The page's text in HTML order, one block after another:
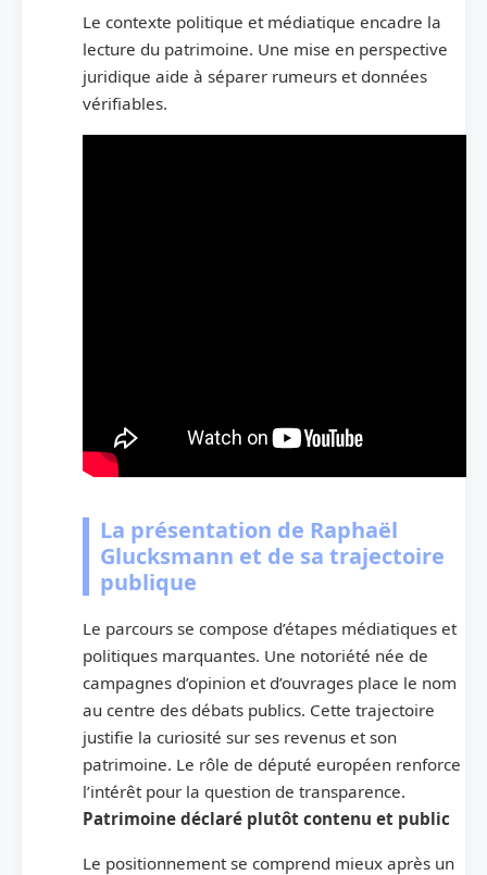
Le contexte politique et médiatique encadre la
lecture du patrimoine. Une mise en perspective
juridique aide à séparer rumeurs et données
vérifiables.
La présentation de Raphaël
Glucksmann et de sa trajectoire
publique
Le parcours se compose d’étapes médiatiques et
politiques marquantes. Une notoriété née de
campagnes d’opinion et d’ouvrages place le nom
au centre des débats publics. Cette trajectoire
justifie la curiosité sur ses revenus et son
patrimoine. Le rôle de député européen renforce
l’intérêt pour la question de transparence.
Patrimoine déclaré plutôt contenu et public
Le positionnement se comprend mieux après un